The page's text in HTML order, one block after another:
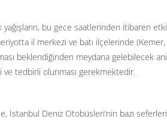
bu gece saatlerinden itibaren
il merkezi ve batı ilçelerinde
beklendiğinden meydana gelebilecek ani
ve tedbirli olunması gerekmektedir.
İstanbul Deniz Otobüsleri’nin bazı